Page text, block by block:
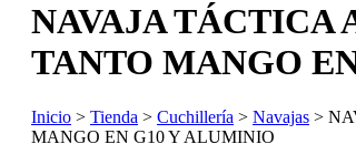
NAVAJA TÁCTICA
TANTO MANGO
Inicio > Tienda > Cuchillería > Navajas >
MANGO EN G10 Y ALUMINIO